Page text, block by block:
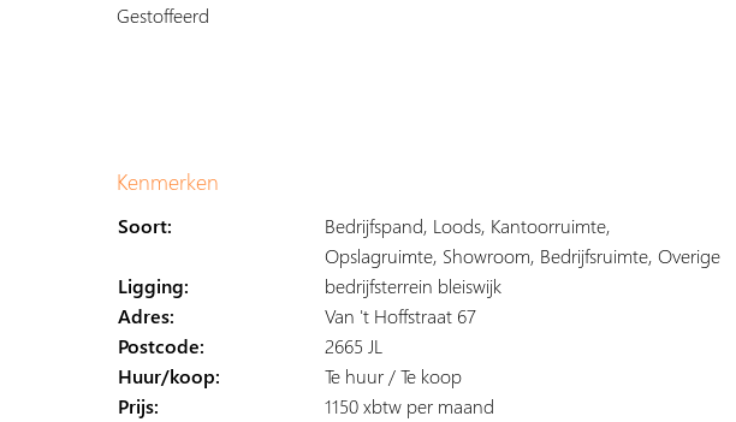
Gestoffeerd
Kenmerken
Soort:
Bedrijfspand, Loods, Kantoorruimte,
Opslagruimte, Showroom, Bedrijfsruimte, Overige
Ligging:
bedrijfsterrein bleiswijk
Adres:
Van 't Hoffstraat 67
Postcode:
2665 JL
Huur/koop:
Te huur / Te koop
Prijs:
1150 xbtw per maand